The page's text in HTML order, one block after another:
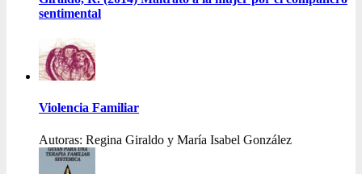
sentimental
Violencia Familiar
Autoras: Regina Giraldo y María Isabel González